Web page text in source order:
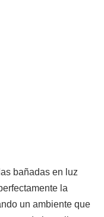
bañadas en luz
la
un ambiente que